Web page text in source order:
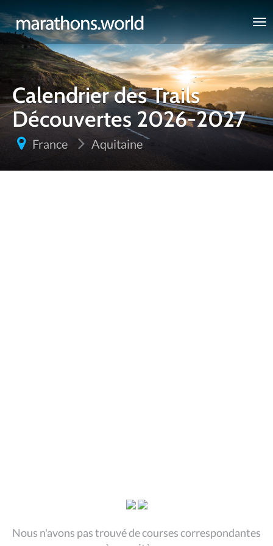
marathons.world
Calendrier des Trails
Découvertes 2026-2027
France Aquitaine
Nous n'avons pas trouvé de courses correspondantes